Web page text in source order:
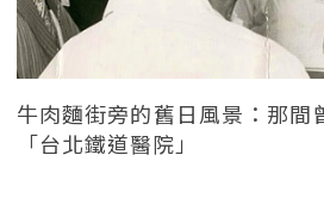
牛肉麵街旁的舊日風景：那間
「台北鐵道醫院」